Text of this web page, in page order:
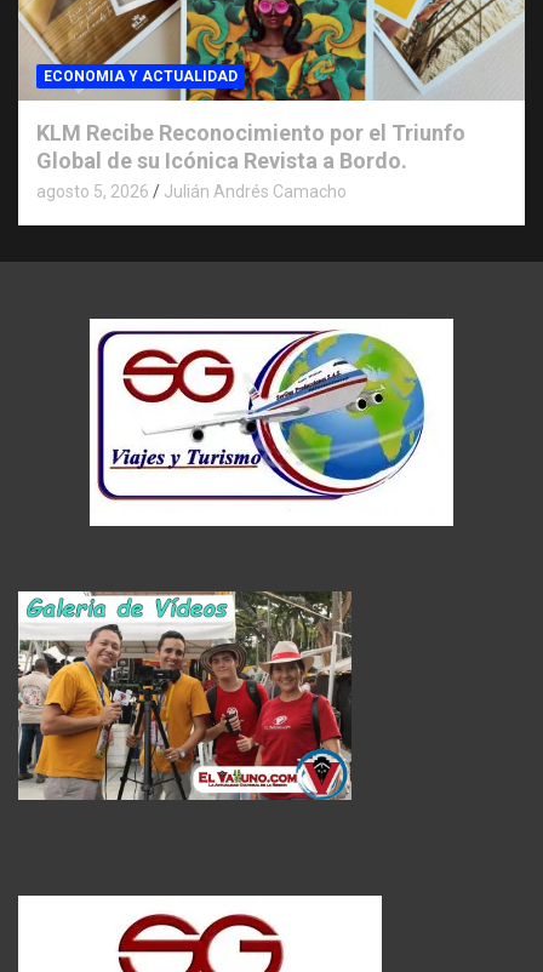
ECONOMIA Y ACTUALIDAD
KLM Recibe Reconocimiento por el Triunfo
Global de su Icónica Revista a Bordo.
agosto 5, 2026 Julián Andrés Camacho